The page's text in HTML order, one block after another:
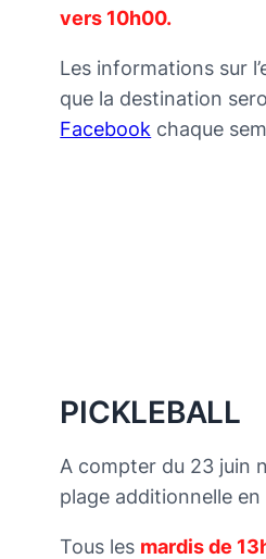
vers 10h00.
Les informations sur
que la destination
Facebook chaque
PICKLEBALL
A compter du 23 juin
plage additionnelle
Tous les mardis de